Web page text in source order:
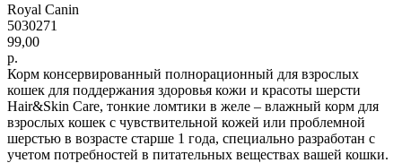
Royal Canin
5030271
99,00
р.
Корм консервированный полнорационный для взрослых
кошек для поддержания здоровья кожи и красоты шерсти
Hair&Skin Care, тонкие ломтики в желе – влажный корм для
взрослых кошек с чувствительной кожей или проблемной
шерстью в возрасте старше 1 года, специально разработан с
учетом потребностей в питательных веществах вашей кошки.